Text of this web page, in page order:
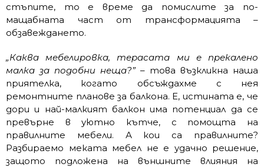
стъпите, то е време да помислите за по-
мащабната част от трансформацията –
обзавеждането.
„Каква мебелировка, терасата ми е прекалено
малка за подобни неща?”– това възкликна наша
приятелка, когато обсъждахме с нея
ремонтните планове за балкона. Е, истината е, че
дори и най-малкият балкон има потенциал да се
превърне в уютно кътче, с помощта на
правилните мебели. А кои са правилните?
Разбираемо меката мебел не е удачно решение,
защото подложена на външните влияния на